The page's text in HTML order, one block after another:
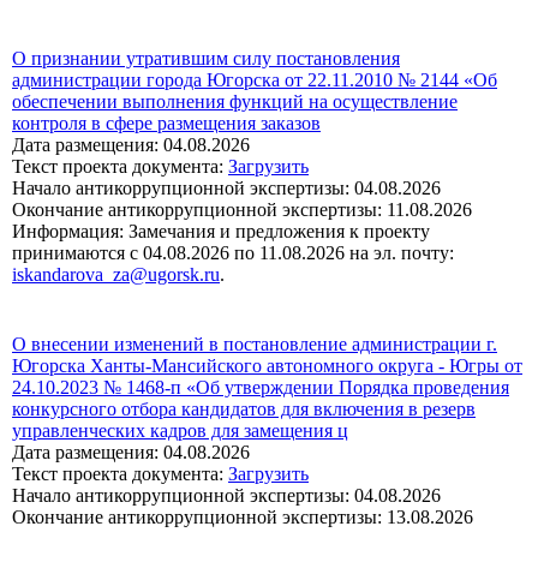
О признании утратившим силу постановления
администрации города Югорска от 22.11.2010 № 2144 «Об
обеспечении выполнения функций на осуществление
контроля в сфере размещения заказов
Дата размещения: 04.08.2026
Текст проекта документа: Загрузить
Начало антикоррупционной экспертизы: 04.08.2026
Окончание антикоррупционной экспертизы: 11.08.2026
Информация: Замечания и предложения к проекту
принимаются с 04.08.2026 по 11.08.2026 на эл. почту:
iskandarova_za@ugorsk.ru.
О внесении изменений в постановление администрации г.
Югорска Ханты-Мансийского автономного округа - Югры от
24.10.2023 № 1468-п «Об утверждении Порядка проведения
конкурсного отбора кандидатов для включения в резерв
управленческих кадров для замещения ц
Дата размещения: 04.08.2026
Текст проекта документа: Загрузить
Начало антикоррупционной экспертизы: 04.08.2026
Окончание антикоррупционной экспертизы: 13.08.2026